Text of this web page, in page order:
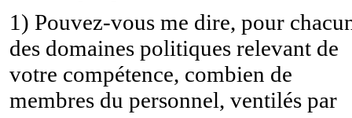
1) Pouvez-vous me dire, pour
des domaines politiques relevant de
votre compétence, combien de
membres du personnel, ventilés par